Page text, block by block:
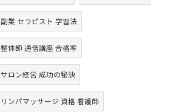
副業 セラピスト 学習法
整体師 通信講座 合格率
サロン経営 成功の秘訣
リンパマッサージ 資格 看護師